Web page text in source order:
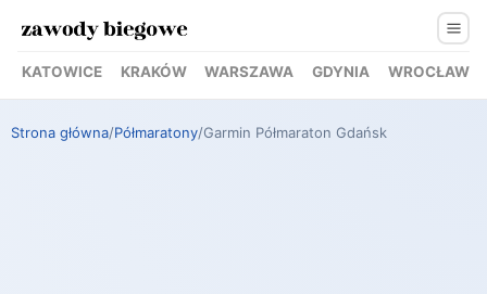
KATOWICE KRAKÓW WARSZAWA GDYNIA WROCŁAW
Strona główna/Półmaratony/Garmin Półmaraton Gdańsk